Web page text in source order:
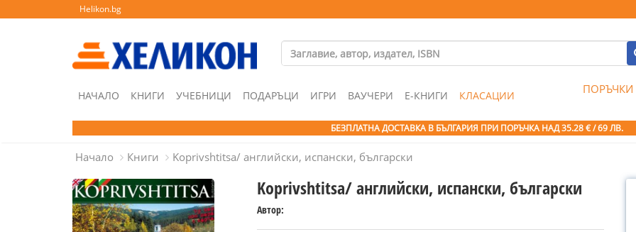
Helikon.bg
НАЧАЛО КНИГИ УЧЕБНИЦИ ПОДАРЪЦИ ИГРИ ВАУЧЕРИ Е-КНИГИ КЛАСАЦИИ
БЕЗПЛАТНА ДОСТАВКА В БЪЛГАРИЯ ПРИ ПОРЪЧКА НАД 35.28 € / 69 ЛВ.
Начало Книги Koprivshtitsa/ английски, испански, български
Koprivshtitsa/ английски, испански, български
Автор: